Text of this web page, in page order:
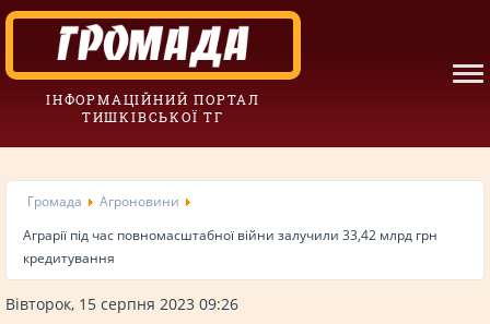
ІНФОРМАЦІЙНИЙ ПОРТАЛ
ТИШКІВСЬКОЇ ТГ
Громада
Агроновини
Аграрії під час повномасштабної війни залучили 33,42 млрд грн
кредитування
Вівторок, 15 серпня 2023 09:26